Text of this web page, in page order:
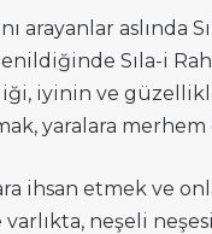
arayanlar aslında
Sıla-i
iyinin ve
yaralara merhem
ihsan etmek ve
neşeli